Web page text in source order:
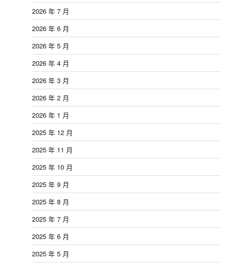
2026 年 7 月
2026 年 6 月
2026 年 5 月
2026 年 4 月
2026 年 3 月
2026 年 2 月
2026 年 1 月
2025 年 12 月
2025 年 11 月
2025 年 10 月
2025 年 9 月
2025 年 8 月
2025 年 7 月
2025 年 6 月
2025 年 5 月